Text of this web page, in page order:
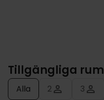
Tillgängliga rum
Alla 2 3